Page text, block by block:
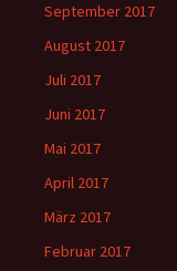
September 2017
August 2017
Juli 2017
Juni 2017
Mai 2017
April 2017
März 2017
Februar 2017